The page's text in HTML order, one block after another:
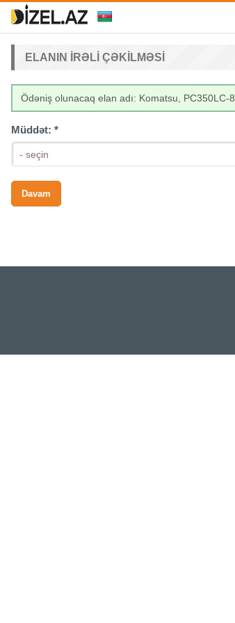
ELANIN IRƏLI ÇƏKILMƏSI
Ödəniş olunacaq elan adı: Komatsu, PC350LC-8
Müddət: *
- seçin